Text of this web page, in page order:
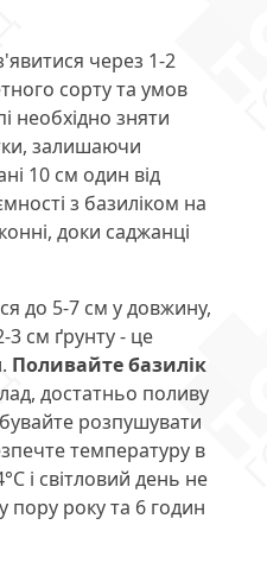
через 1-2
сорту та умов
необхідно зняти
залишаючи
10 см один від
з базиліком на
доки саджанці
до 5-7 см у довжину,
3 см ґрунту - це
Поливайте базилік
достатньо поливу
розпушувати
температуру в
і світловий день не
пору року та 6 годин